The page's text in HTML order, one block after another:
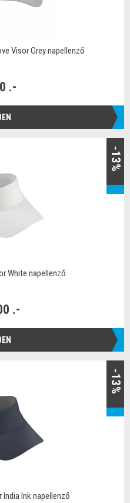
Visor Grey napellenző
.-
-13%
White napellenző
.-
-13%
Ink napellenző